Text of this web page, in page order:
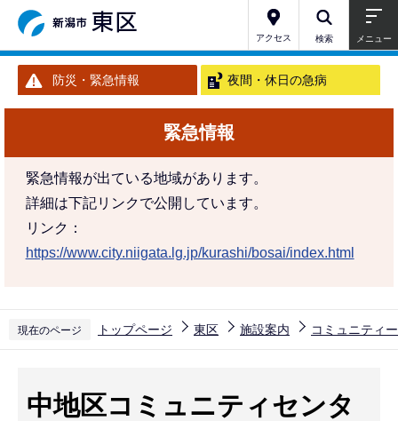
ジ
先
アクセス 検索 メニュー
防災・緊急情報 夜間・休日の急病
緊急情報
緊急情報が出ている地域があります。
詳細は下記リンクで公開しています。
リンク：
https://www.city.niigata.lg.jp/kurashi/bosai/index.html
現在のページ トップページ 東区 施設案内 コミュニティー
中地区コミュニティセンタ